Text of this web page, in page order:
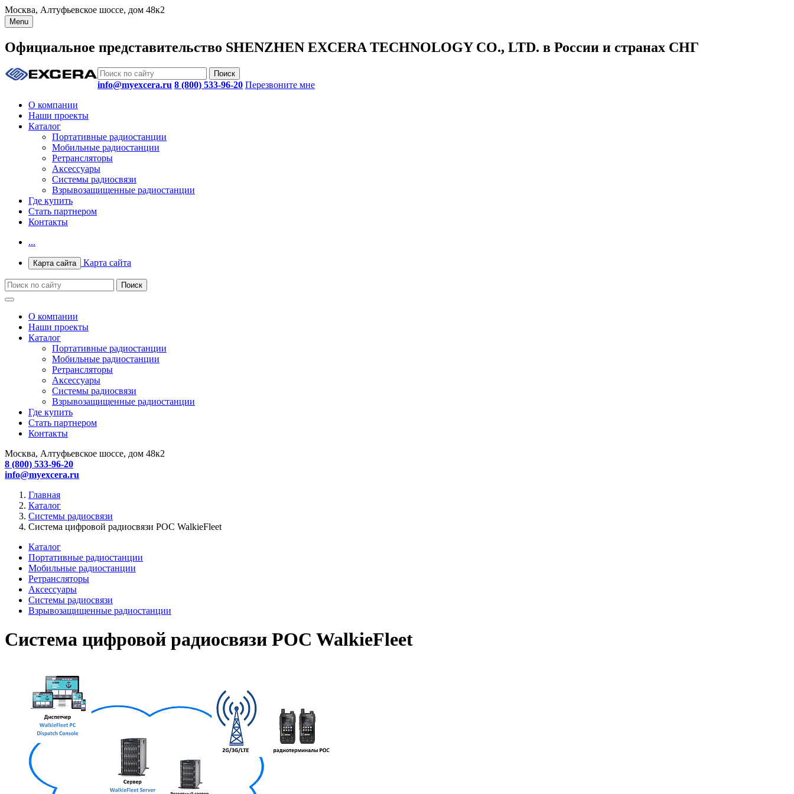
Москва, Алтуфьевское шоссе, дом 48к2
Menu
Официальное представительство SHENZHEN EXCERA TECHNOLOGY CO., LTD. в России и странах СНГ
info@myexcera.ru 8 (800) 533-96-20 Перезвоните мне
О компании
Наши проекты
Каталог
Портативные радиостанции
Мобильные радиостанции
Ретрансляторы
Аксессуары
Системы радиосвязи
Взрывозащищенные радиостанции
Где купить
Стать партнером
Контакты
...
Карта сайта Карта сайта
О компании
Наши проекты
Каталог
Портативные радиостанции
Мобильные радиостанции
Ретрансляторы
Аксессуары
Системы радиосвязи
Взрывозащищенные радиостанции
Где купить
Стать партнером
Контакты
Москва, Алтуфьевское шоссе, дом 48к2
8 (800) 533-96-20
info@myexcera.ru
Главная
Каталог
Системы радиосвязи
Система цифровой радиосвязи POC WalkieFleet
Каталог
Портативные радиостанции
Мобильные радиостанции
Ретрансляторы
Аксессуары
Системы радиосвязи
Взрывозащищенные радиостанции
Система цифровой радиосвязи POC WalkieFleet